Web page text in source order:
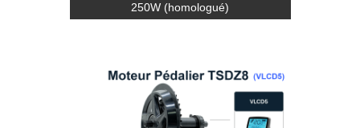
250W (homologué)